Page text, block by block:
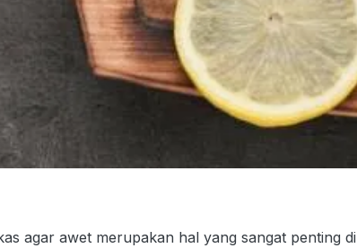
agar awet merupakan hal yang sangat penting